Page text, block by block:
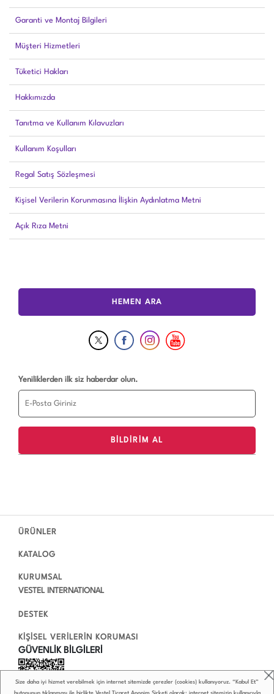
Garanti ve Montaj Bilgileri
Müşteri Hizmetleri
Tüketici Hakları
Hakkımızda
Tanıtma ve Kullanım Kılavuzları
Kullanım Koşulları
Regal Satış Sözleşmesi
Kişisel Verilerin Korunmasına İlişkin Aydınlatma Metni
Açık Rıza Metni
Size daha iyi hizmet verebilmek için internet sitemizde çerezler (cookies) kullanıyoruz. “Kabul Et”
butonunun tıklanması ile birlikte Vestel Ticaret Anonim Şirketi olarak; internet sitemizin kullanıcıyla
HEMEN ARA
Yeniliklerden ilk siz haberdar olun.
ÜRÜNLER
KATALOG
KURUMSAL
VESTEL INTERNATIONAL
DESTEK
KİŞİSEL VERİLERİN KORUMASI
GÜVENLİK BİLGİLERİ